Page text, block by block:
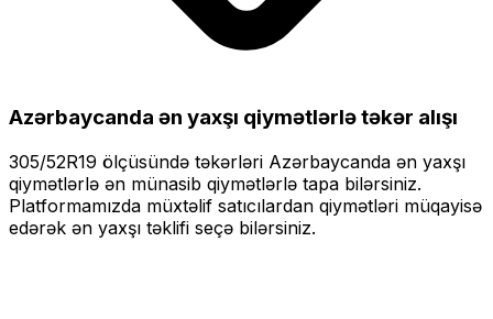
Azərbaycanda ən yaxşı qiymətlərlətəkər alışı
305/52R19 ölçüsündə təkərləri Azərbaycanda ən yaxşı
qiymətlərlə ən münasib qiymətlərlə tapa bilərsiniz.
Platformamızda müxtəlif satıcılardan qiymətləri müqayisə
edərək ən yaxşı təklifi seçə bilərsiniz.